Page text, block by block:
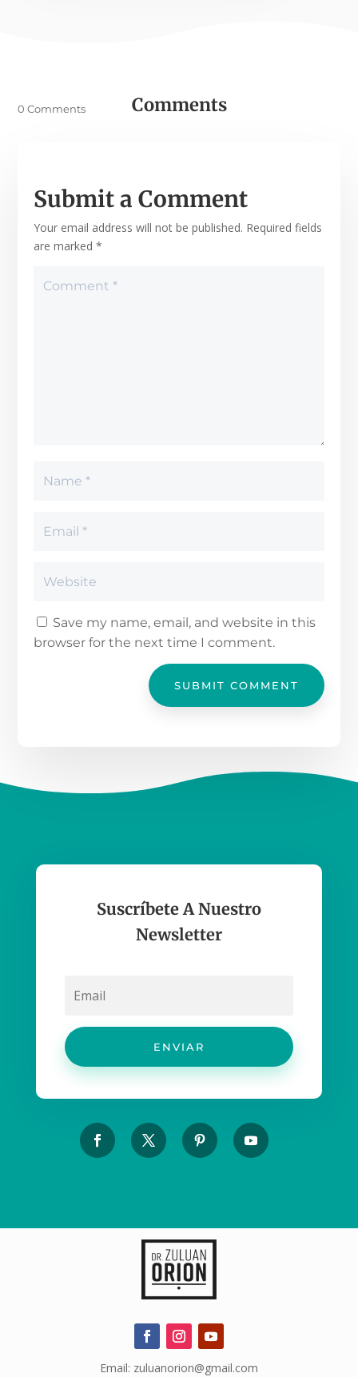
Comments
0 Comments
Submit a Comment
Your email address will not be published. Required fields
are marked*
Save my name, email, and website in this
browser for the next time I comment.
SUBMIT COMMENT
Suscríbete A Nuestro
Newsletter
ENVIAR
Email: zuluanorion@gmail.com